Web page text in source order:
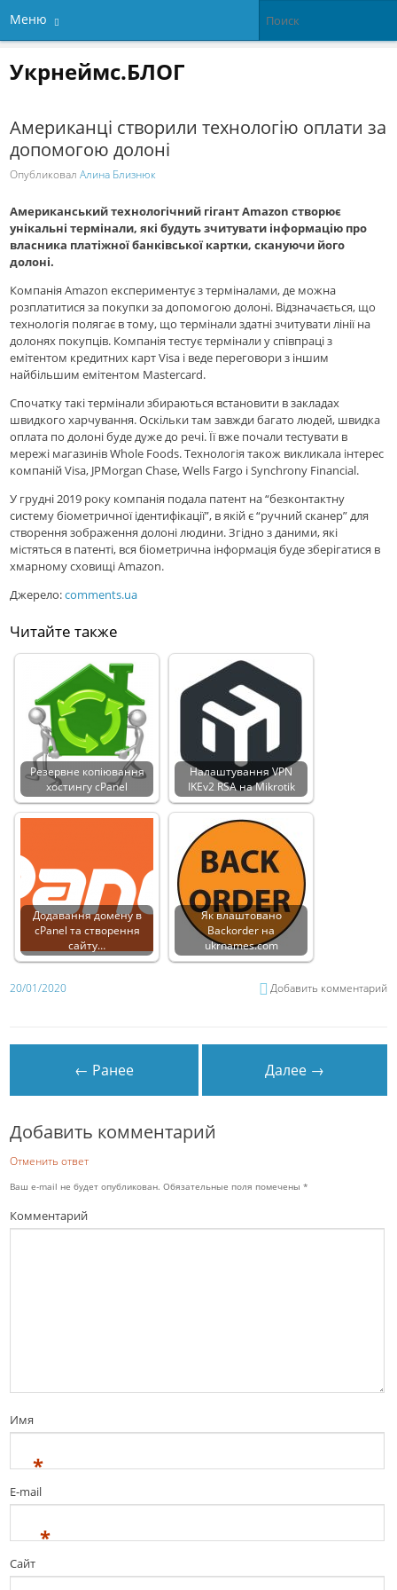
Меню
Укрнеймс.БЛОГ
Американці створили технологію оплати за
допомогою долоні
ОпубликовалАлина Близнюк
Американський технологічний гігант Amazon створює
унікальні термінали, які будуть зчитувати інформацію про
власника платіжної банківської картки, скануючи його
долоні.
Компанія Amazon експериментує з терміналами, де можна
розплатитися за покупки за допомогою долоні. Відзначається, що
технологія полягає в тому, що термінали здатні зчитувати лінії на
долонях покупців. Компанія тестує термінали у співпраці з
емітентом кредитних карт Visa і веде переговори з іншим
найбільшим емітентом Mastercard.
Спочатку такі термінали збираються встановити в закладах
швидкого харчування. Оскільки там завжди багато людей, швидка
оплата по долоні буде дуже до речі. Її вже почали тестувати в
мережі магазинів Whole Foods. Технологія також викликала інтерес
компаній Visa, JPMorgan Chase, Wells Fargo і Synchrony Financial.
У грудні 2019 року компанія подала патент на “безконтактну
систему біометричної ідентифікації”, в якій є “ручний сканер” для
створення зображення долоні людини. Згідно з даними, які
містяться в патенті, вся біометрична інформація буде зберігатися в
хмарному сховищі Amazon.
Джерело:comments.ua
Читайте также
Резервне копіювання
хостингу cPanel
Налаштування VPN
IKEv2 RSA на Mikrotik
Додавання домену в
cPanel та створення
сайту…
Як влаштовано
Backorder на
ukrnames.com
20/01/2020 Добавить комментарий
← Ранее Далее →
Добавить комментарий
Отменить ответ
Ваш e-mail не будет опубликован. Обязательные поля помечены*
Комментарий
Имя
*
E-mail
*
Сайт